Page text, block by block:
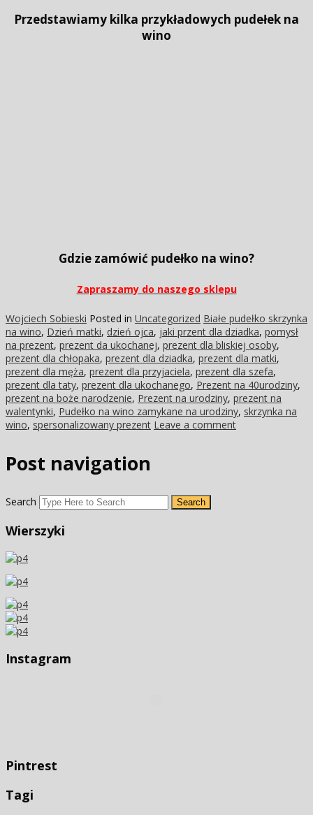
Przedstawiamy kilka przykładowych pudełek na
wino
Gdzie zamówić pudełko na wino?
Zapraszamy do naszego sklepu
Wojciech Sobieski Posted in Uncategorized Białe pudełko skrzynka
na wino, Dzień matki, dzień ojca, jaki przent dla dziadka, pomysł
na prezent, prezent da ukochanej, prezent dla bliskiej osoby,
prezent dla chłopaka, prezent dla dziadka, prezent dla matki,
prezent dla męża, prezent dla przyjaciela, prezent dla szefa,
prezent dla taty, prezent dla ukochanego, Prezent na 40urodziny,
prezent na boże narodzenie, Prezent na urodziny, prezent na
walentynki, Pudełko na wino zamykane na urodziny, skrzynka na
wino, spersonalizowany prezent Leave a comment
Post navigation
Search
Wierszyki
Instagram
Pintrest
Tagi